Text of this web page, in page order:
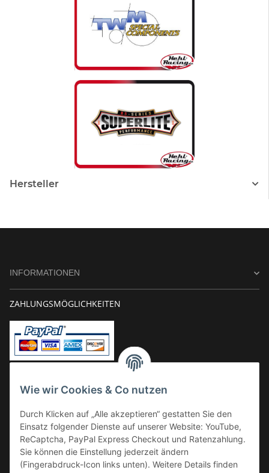
Wie wir Cookies & Co nutzen
Durch Klicken auf „Alle akzeptieren“ gestatten Sie den
Einsatz folgender Dienste auf unserer Website: YouTube,
ReCaptcha, PayPal Express Checkout und Ratenzahlung.
Sie können die Einstellung jederzeit ändern
(Fingerabdruck-Icon links unten). Weitere Details finden
Hersteller
INFORMATIONEN
ZAHLUNGSMÖGLICHKEITEN
Kauf auf Rechnung
VERSAND